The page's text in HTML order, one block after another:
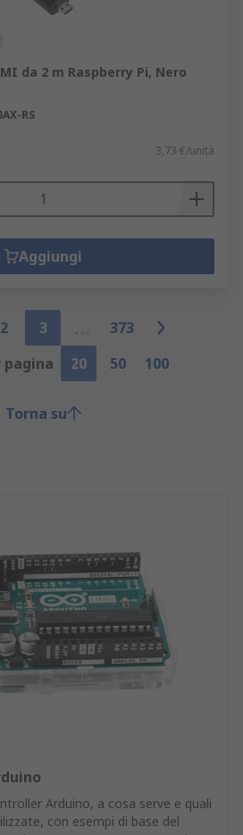
da 2 m Raspberry Pi, Nero
RS
3,73 €/unità
Aggiungi
2 3
373
20 50 100
Torna su
Arduino, a cosa serve e quali
con esempi di base del